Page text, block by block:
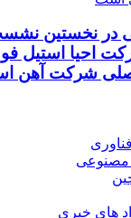
در نخستین
احیا استیل
شرکت آهن
فناوری
های خبری